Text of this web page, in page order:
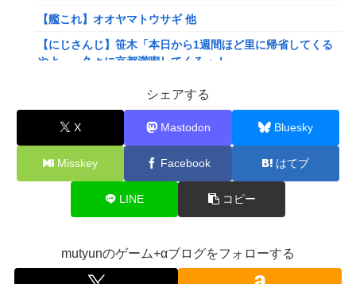
【艦これ】オオヤマトウサギ 他
【にじさんじ】笹木「本日から1週間ほど里に帰省してくる
やよ～。久々に京都満喫してくるっ！」
【にじさんじ】ののは、初の後輩コラボ！あゆゆとおはなし
「なかよくなれるかな？！」【8/7(金)20:00】
【VTuber】Google Play初のトーク番組「選抜！推しナイ
ン発表会」発表へ！8名が推しキャラクターの魅力を語り合
う【8/6(木)18:00】
とーーーーーーーーにおもんない！！！！」→炎上
ロロの演劇のせいで2人も無駄死ににwwww
【画像】石川佳純さん(31)の体、エッッッッッッッッッッッ
シェアする
X Mastodon Bluesky
Misskey Facebook はてブ
LINE コピー
mutyunのゲーム+αブログをフォローする